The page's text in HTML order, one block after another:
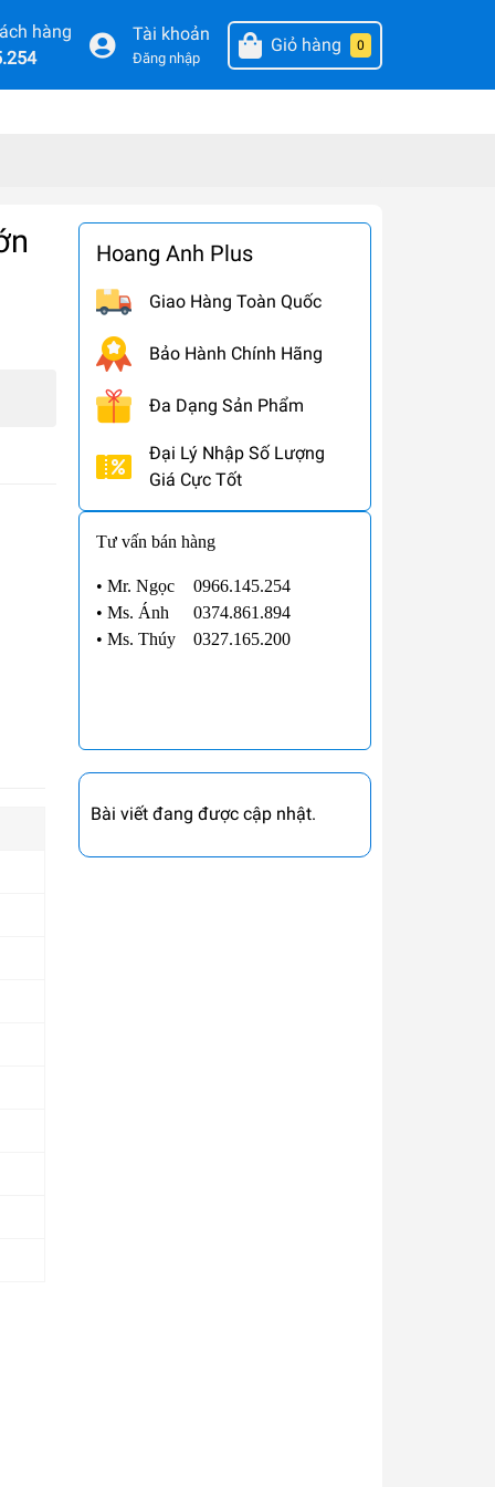
hàng
Tài khoản
Đăng nhập
Giỏ hàng 0
Hoang Anh Plus
Giao Hàng Toàn Quốc
Bảo Hành Chính Hãng
Đa Dạng Sản Phẩm
Đại Lý Nhập Số Lượng
Giá Cực Tốt
Tư vấn bán hàng
• Mr. Ngọc
0966.145.254
• Ms. Ánh
0374.861.894
• Ms. Thúy 0327.165.200
Bài viết đang được cập nhật.